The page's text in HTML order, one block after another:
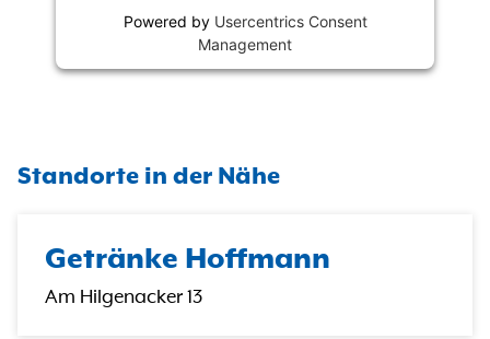
Powered by Usercentrics Consent
Management
Standorte in der Nähe
Getränke Hoffmann
Am Hilgenacker 13